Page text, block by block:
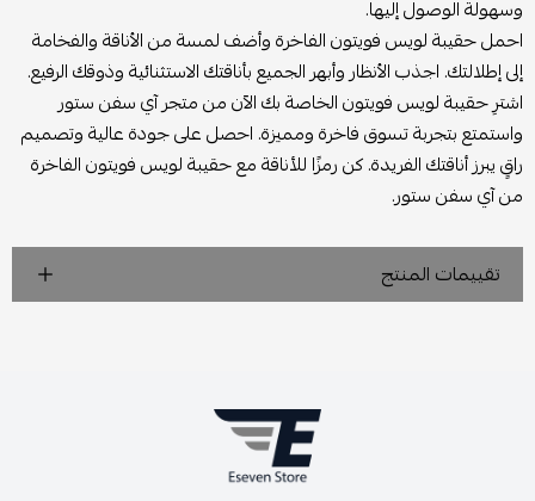
وسهولة الوصول إليها.
احمل حقيبة لويس فويتون الفاخرة وأضف لمسة من الأناقة والفخامة
إلى إطلالتك. اجذب الأنظار وأبهر الجميع بأناقتك الاستثنائية وذوقك الرفيع.
اشترِ حقيبة لويس فويتون الخاصة بك الآن من متجر آي سفن ستور
واستمتع بتجربة تسوق فاخرة ومميزة. احصل على جودة عالية وتصميم
راقٍ يبرز أناقتك الفريدة. كن رمزًا للأناقة مع حقيبة لويس فويتون الفاخرة
من آي سفن ستور.
تقييمات المنتج